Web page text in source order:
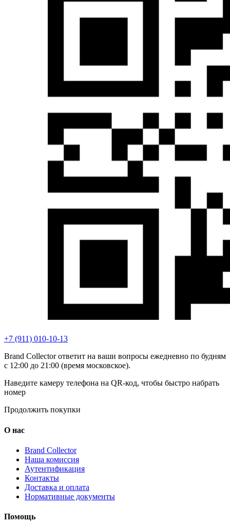
+7 (911) 010-10-13
Brand Collector ответит на ваши вопросы ежедневно по будням
с 12:00 до 21:00 (время московское).
Наведите камеру телефона на QR-код, чтобы быстро набрать
номер
Продолжить покупки
О нас
Brand Collector
Наша комиссия
Аутентификация
Контакты
Доставка и оплата
Нормативные документы
Помощь